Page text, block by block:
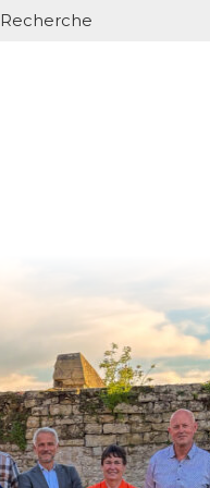
Recherche